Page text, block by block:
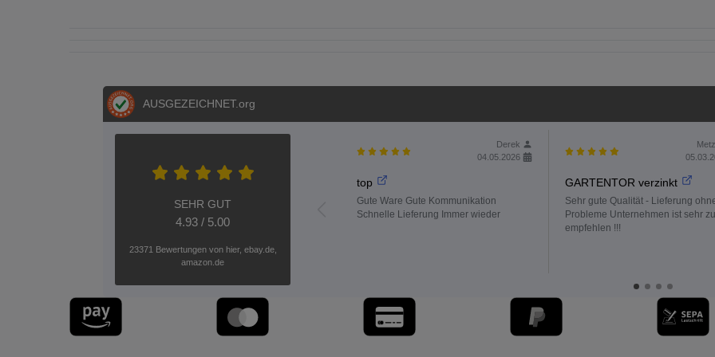
AUSGEZEICHNET.org
SEHR GUT
4.93 / 5.00
23371 Bewertungen von hier, ebay.de,
amazon.de
Derek
04.05.2026
top
Gute Ware Gute Kommunikation
Schnelle Lieferung Immer wieder
GARTENTOR verzinkt
Sehr gute Qualität - Lieferung
Probleme Unternehmen ist sehr zu
empfehlen !!!